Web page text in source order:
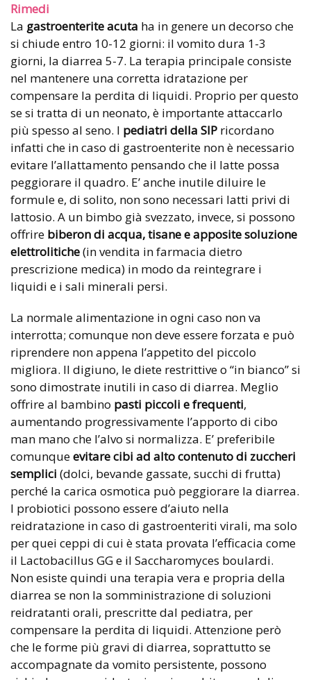
Rimedi
La gastroenterite acuta ha in genere un decorso che
si chiude entro 10-12 giorni: il vomito dura 1-3
giorni, la diarrea 5-7. La terapia principale consiste
nel mantenere una corretta idratazione per
compensare la perdita di liquidi. Proprio per questo
se si tratta di un neonato, è importante attaccarlo
più spesso al seno. I pediatri della SIP ricordano
infatti che in caso di gastroenterite non è necessario
evitare l’allattamento pensando che il latte possa
peggiorare il quadro. E’ anche inutile diluire le
formule e, di solito, non sono necessari latti privi di
lattosio. A un bimbo già svezzato, invece, si possono
offrire biberon di acqua, tisane e apposite soluzione
elettrolitiche(in vendita in farmacia dietro
prescrizione medica) in modo da reintegrare i
liquidi e i sali minerali persi.
La normale alimentazione in ogni caso non va
interrotta; comunque non deve essere forzata e può
riprendere non appena l’appetito del piccolo
migliora. Il digiuno, le diete restrittive o “in bianco” si
sono dimostrate inutili in caso di diarrea. Meglio
offrire al bambino pasti piccoli e frequenti,
aumentando progressivamente l’apporto di cibo
man mano che l’alvo si normalizza. E’ preferibile
comunqueevitare cibi ad alto contenuto di zuccheri
semplici (dolci, bevande gassate, succhi di frutta)
perché la carica osmotica può peggiorare la diarrea.
I probiotici possono essere d’aiuto nella
reidratazione in caso di gastroenteriti virali, ma solo
per quei ceppi di cui è stata provata l’efficacia come
il Lactobacillus GG e il Saccharomyces boulardi.
Non esiste quindi una terapia vera e propria della
diarrea se non la somministrazione di soluzioni
reidratanti orali, prescritte dal pediatra, per
compensare la perdita di liquidi. Attenzione però
che le forme più gravi di diarrea, soprattutto se
accompagnate da vomito persistente, possono